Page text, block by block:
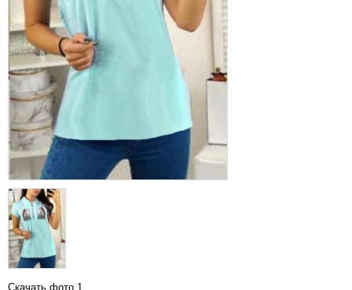
Скачать фото 1